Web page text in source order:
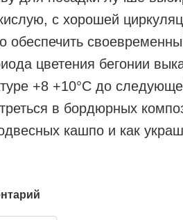
с хорошей
обеспечить
цветения бегонии
+8 +10°C до
в бордюрных
кашпо и как